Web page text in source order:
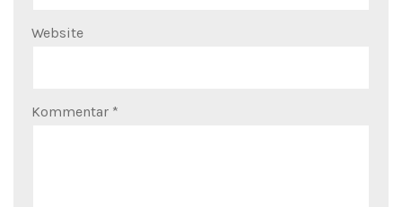
Website
Kommentar *